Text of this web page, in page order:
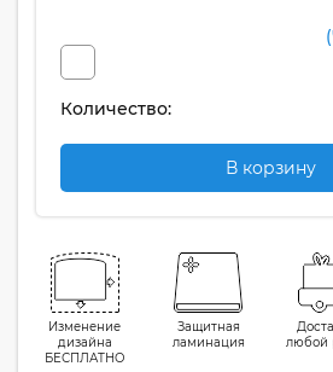
Количество:
В корзину
Изменение
дизайна
БЕСПЛАТНО
Защитная
ламинация
любой